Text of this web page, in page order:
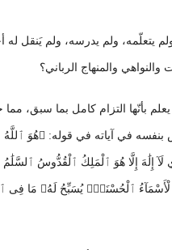
يتعلّمه، ولم يدرسه، ولم يَنقل له
والمنهاج الرباني؟
بأنّها التزام كامل بما سبق،
بنفسه في آياته في قوله: ﴿هُوَ
إِلَٰهَ إِلَّا هُوَ ٱلْمَلِكُ ٱلْقُدُّوسُ ٱلسَّلَٰمُ
ٱلْأَسْمَآءُ ٱلْحُسْنَىٰۚ يُسَبِّحُ لَهُۥ مَا